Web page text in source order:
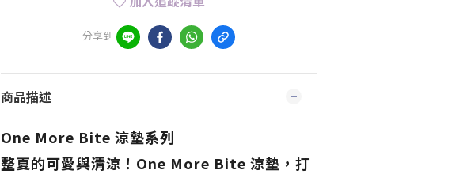
分享到
商品描述
One More Bite 涼墊系列
整夏的可愛與清涼！One More Bite 涼墊，打